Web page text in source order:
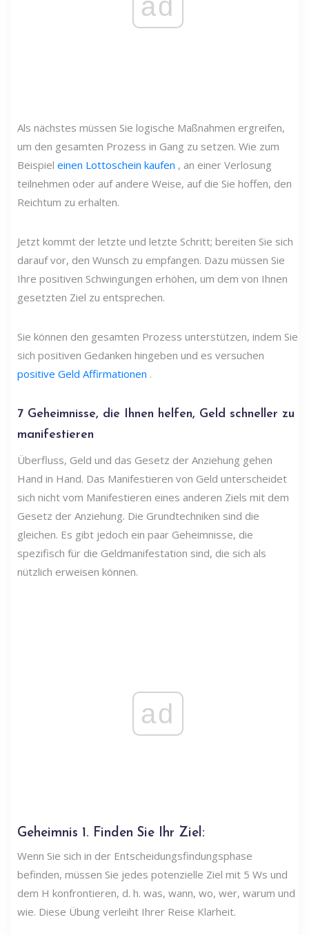
ad
Als nächstes müssen Sie logische Maßnahmen ergreifen,
um den gesamten Prozess in Gang zu setzen. Wie zum
Beispiel einen Lottoschein kaufen , an einer Verlosung
teilnehmen oder auf andere Weise, auf die Sie hoffen, den
Reichtum zu erhalten.
Jetzt kommt der letzte und letzte Schritt; bereiten Sie sich
darauf vor, den Wunsch zu empfangen. Dazu müssen Sie
Ihre positiven Schwingungen erhöhen, um dem von Ihnen
gesetzten Ziel zu entsprechen.
Sie können den gesamten Prozess unterstützen, indem Sie
sich positiven Gedanken hingeben und es versuchen
positive Geld Affirmationen .
7 Geheimnisse, die Ihnen helfen, Geld schneller zu
manifestieren
Überfluss, Geld und das Gesetz der Anziehung gehen
Hand in Hand. Das Manifestieren von Geld unterscheidet
sich nicht vom Manifestieren eines anderen Ziels mit dem
Gesetz der Anziehung. Die Grundtechniken sind die
gleichen. Es gibt jedoch ein paar Geheimnisse, die
spezifisch für die Geldmanifestation sind, die sich als
nützlich erweisen können.
ad
Geheimnis 1. Finden Sie Ihr Ziel:
Wenn Sie sich in der Entscheidungsfindungsphase
befinden, müssen Sie jedes potenzielle Ziel mit 5 Ws und
dem H konfrontieren, d. h. was, wann, wo, wer, warum und
wie. Diese Übung verleiht Ihrer Reise Klarheit.